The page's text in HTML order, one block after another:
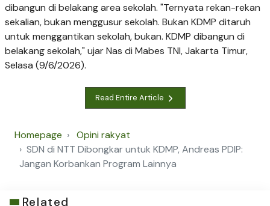
dibangun di belakang area sekolah. "Ternyata rekan-rekan
sekalian, bukan menggusur sekolah. Bukan KDMP ditaruh
untuk menggantikan sekolah, bukan. KDMP dibangun di
belakang sekolah," ujar Nas di Mabes TNI, Jakarta Timur,
Selasa (9/6/2026).
Read Entire Article
Homepage
Opini rakyat
SDN di NTT Dibongkar untuk KDMP, Andreas PDIP:
Jangan Korbankan Program Lainnya
Related